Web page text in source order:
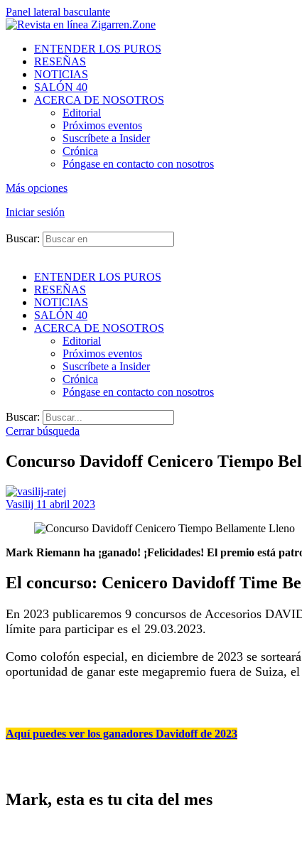
Panel lateral basculante
ENTENDER LOS PUROS
RESEÑAS
NOTICIAS
SALÓN 40
ACERCA DE NOSOTROS
Editorial
Próximos eventos
Suscríbete a Insider
Crónica
Póngase en contacto con nosotros
Más opciones
Iniciar sesión
Buscar:
ENTENDER LOS PUROS
RESEÑAS
NOTICIAS
SALÓN 40
ACERCA DE NOSOTROS
Editorial
Próximos eventos
Suscríbete a Insider
Crónica
Póngase en contacto con nosotros
Buscar:
Cerrar búsqueda
Concurso Davidoff Cenicero Tiempo
Vasilij 11 abril 2023
Mark Riemann ha ¡ganado! ¡Felicidades! El premio está
El concurso: Cenicero Davidoff Time
En 2023 publicaremos 9 concursos de Accesorios
límite para participar es el 29.03.2023.
Como colofón especial, en diciembre de 2023 se
oportunidad de ganar este megapremio fuera de Suiza,
Aquí puedes ver los ganadores Davidoff de 2023
Mark, esta es tu cita del mes